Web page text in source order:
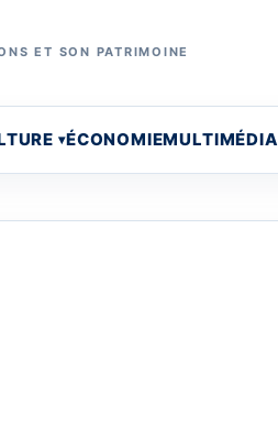
ET SON PATRIMOINE
ÉCONOMIEMULTIMÉDIA